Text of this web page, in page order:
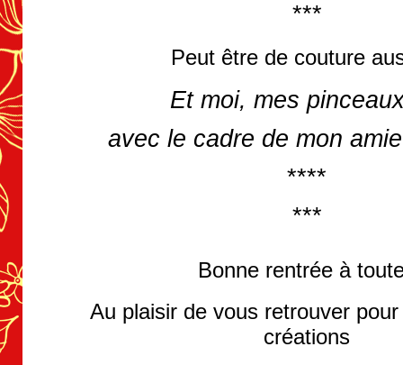
***
Peut être de couture
Et moi, mes
avec le cadre de mon
****
***
Bonne rentrée à
Au plaisir de vous retrouver
créations